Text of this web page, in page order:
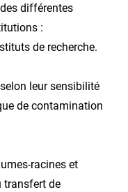
différentes
:
de recherche.
leur sensibilité
de contamination
racines et
transfert de